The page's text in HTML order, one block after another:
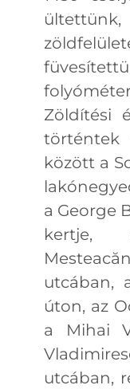
Zöldítési
történtek
között a
a George
kertje,
utcában,
úton, az
a Mihai
utcában,